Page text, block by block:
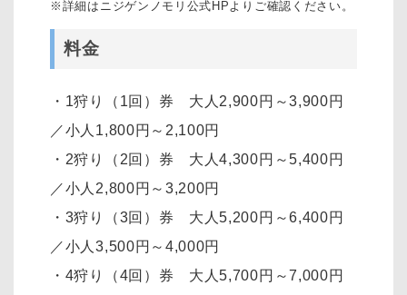
※詳細はニジゲンノモリ公式HPよりご確認ください。
料金
・1狩り（1回）券 大人2,900円～3,900円
／小人1,800円～2,100円
・2狩り（2回）券 大人4,300円～5,400円
／小人2,800円～3,200円
・3狩り（3回）券 大人5,200円～6,400円
／小人3,500円～4,000円
・4狩り（4回）券 大人5,700円～7,000円